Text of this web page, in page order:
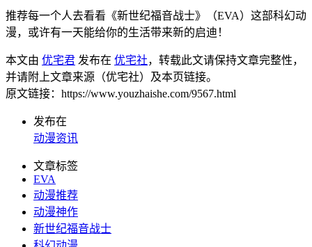
推荐每一个人去看看《新世纪福音战士》（EVA）这部科幻动
漫，或许有一天能给你的生活带来新的启迪！
本文由 优宅君 发布在 优宅社，转载此文请保持文章完整性，
并请附上文章来源（优宅社）及本页链接。
原文链接：https://www.youzhaishe.com/9567.html
发布在
动漫资讯
文章标签
EVA
动漫推荐
动漫神作
新世纪福音战士